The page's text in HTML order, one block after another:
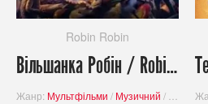
Robin Robin
Вільшанка Робін / Robin Robin
Жанр: Мультфільми / Музичний / Пригоди